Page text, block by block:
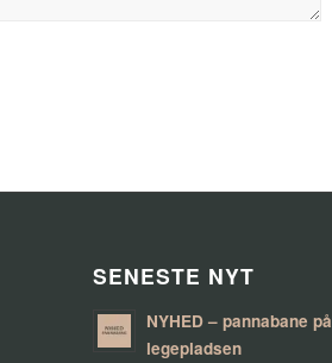
SENESTE NYT
NYHED – pannabane på
legepladsen